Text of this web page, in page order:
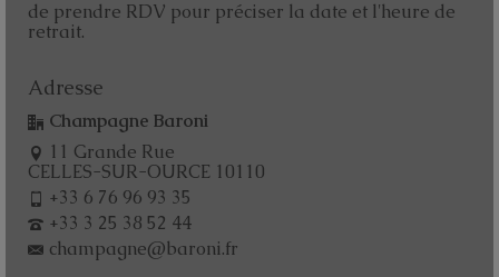
de prendre RDV pour préciser la date et l'heure de
retrait.
Adresse
Champagne Baroni
11 Grande Rue
CELLES-SUR-OURCE 10110
+33 6 76 96 93 35
+33 3 25 38 52 44
champagne@baroni.fr